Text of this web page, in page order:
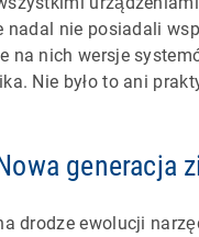
nadal nie posiadali
na nich wersje
Nie było to ani
generacja
drodze ewolucji